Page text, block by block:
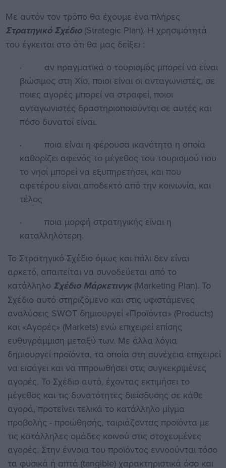
Με αυτόν τον τρόπο θα έχουμε ένα πλήρες
Στρατηγικό Σχέδιο (Strategic Plan). Η χρησιμότητά
του έγκειται στο ότι θα μας δείξει :
· αν πραγματικά ο τουρισμός μπορεί να είναι
βιώσιμος στη Χίο, ποιοι είναι οι ανταγωνιστές, σε
ποιες αγορές μπορεί να στραφεί, ποιοι
ανταγωνιστές δραστηριοποιούνται σε αυτές και
πόσο δυνατοί είναι.
· ποια είναι η φέρουσα ικανότητα η οποία
καθορίζει αφενός το μέγεθος του τουρισμού που
το νησί μπορεί να εξυπηρετήσει, και που
αφετέρου είναι αποδεκτό από την κοινωνία, και
τέλος
· ποια μορφή στρατηγικής είναι η
καταλληλότερη.
Το Στρατηγικό Σχέδιο όμως και πάλι δεν είναι
αρκετό, απαιτείται να συνοδεύεται από το
κατάλληλο Σχέδιο Μάρκετινγκ(Marketing Plan). Το
Σχέδιο αυτό στηριζόμενο και στις υφιστάμενες
αναλύσεις SWOT δημιουργεί «Προϊόντα» (Products)
και «Αγορές» (Markets) ενώ επιχειρεί επίσης
ευθυγράμμιση μεταξύ των. Με άλλα λόγια
δημιουργεί προϊόντα, τα οποία στη συνέχεια επιχειρεί
να εισάγει και να ππροωθήσει στις συγκεκριμένες
αγορές. Το Σχέδιο αυτό, έχοντας εκτιμήσει το
μέγεθος και τις δυνατότητες διείσδυσης σε κάθε
αγορά, προτείνει τελικά το κατάλληλο μίγμα
προβολής - προώθησής, ταιριάζοντας προϊόντα με
τις κατάλληλες ομάδες κοινού στις στοχευμένες
αγορές. Στην έννοια του προϊόντος εννοούνται τόσο
τα φυσικά ή απτά (tangible) χαρακτηριστικά όσο και